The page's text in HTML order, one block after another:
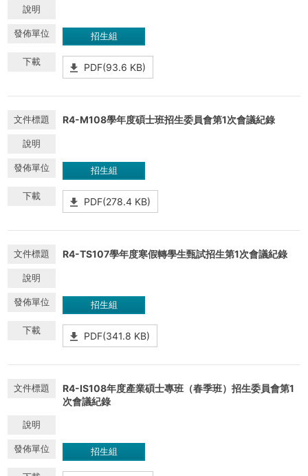
招生組
PDF(93.6 KB)
R4-M108學年度碩士班招生委員會第1次會議紀錄
招生組
PDF(278.4 KB)
R4-TS107學年度寒假轉學生甄試招生第1次會議紀錄
招生組
PDF(341.8 KB)
R4-IS108年度產業碩士專班（春季班）招生委員會第1
次會議紀錄
招生組